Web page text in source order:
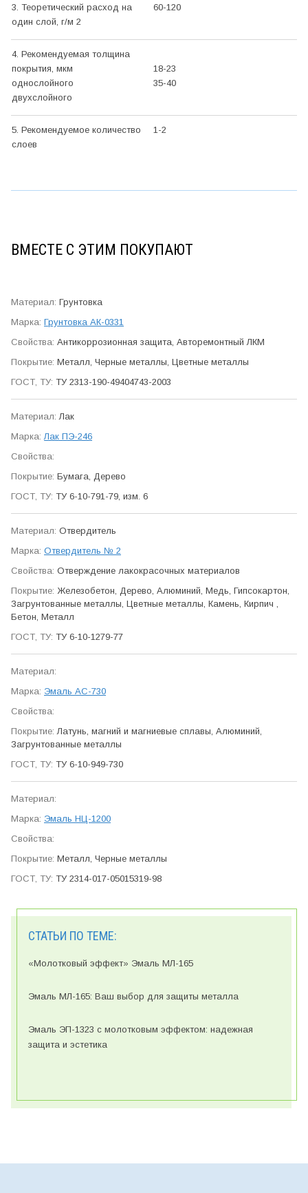
3. Теоретический расход на
один слой, г/м 2
60-120
4. Рекомендуемая толщина
покрытия, мкм
однослойного
двухслойного
18-23
35-40
5. Рекомендуемое количество
слоев
1-2
ВМЕСТЕ С ЭТИМ ПОКУПАЮТ
Грунтовка
Грунтовка АК-0331
Антикор­розионная защита, Авто­ремонтный ЛКМ
Металл, Черные металлы, Цветные металлы
ТУ 2313-190-49404743-2003
Лак
Лак ПЭ-246
Бумага, Дерево
ТУ 6-10-791-79, изм. 6
Отвер­дитель
Отвердитель № 2
Отверж­дение лако­красочных мате­риалов
Железобетон, Дерево, Алюминий, Медь, Гипсокартон,
Загрунтованные металлы, Цветные металлы, Камень, Кирпич ,
Бетон, Металл
ТУ 6-10-1279-77
Эмаль АС-730
Латунь, магний и магниевые сплавы, Алюминий,
Загрунтованные металлы
ТУ 6-10-949-730
Эмаль НЦ-1200
Металл, Черные металлы
ТУ 2314-017-05015319-98
СТАТЬИ ПО ТЕМЕ:
«Молотковый эффект» Эмаль МЛ-165
Эмаль МЛ-165: Ваш выбор для защиты металла
Эмаль ЭП-1323 с молотковым эффектом: надежная
защита и эстетика